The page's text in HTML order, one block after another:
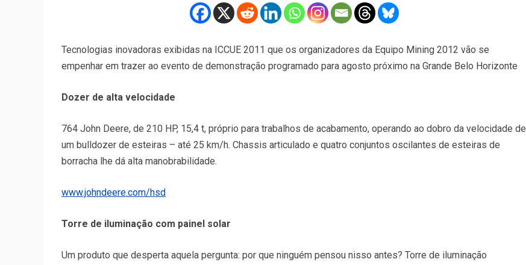
Tecnologias inovadoras exibidas na ICCUE 2011 que os organizadores da Equipo Mining 2012 vão se
empenhar em trazer ao evento de demonstração programado para agosto próximo na Grande Belo Horizonte
Dozer de alta velocidade
764 John Deere, de 210 HP, 15,4 t, próprio para trabalhos de acabamento, operando ao dobro da velocidade de
um bulldozer de esteiras – até 25 km/h. Chassis articulado e quatro conjuntos oscilantes de esteiras de
borracha lhe dá alta manobrabilidade.
www.johndeere.com/hsd
Torre de iluminação com painel solar
Um produto que desperta aquela pergunta: por que ninguém pensou nisso antes? Torre de iluminação